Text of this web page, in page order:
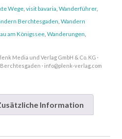
Wege visit bavaria Wanderführer,
Berchtesgaden Wandern
am Königssee Wanderungen
Media und Verlag GmbH & Co. KG ·
· info@plenk-verlag.com
Information